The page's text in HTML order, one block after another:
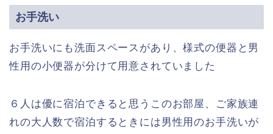
お手洗い
お手洗いにも洗面スペースがあり、様式の便器と男
性用の小便器が分けて用意されていました
６人は優に宿泊できると思うこのお部屋、ご家族連
れの大人数で宿泊するときには男性用のお手洗いが